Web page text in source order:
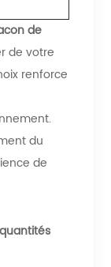
de
de votre
renforce
du
de